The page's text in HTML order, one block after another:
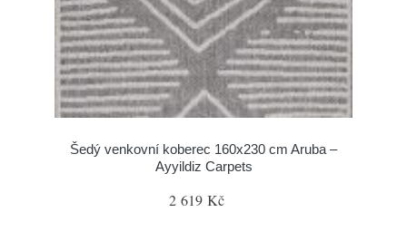
Šedý venkovní koberec 160x230 cm Aruba –
Ayyildiz Carpets
2 619 Kč